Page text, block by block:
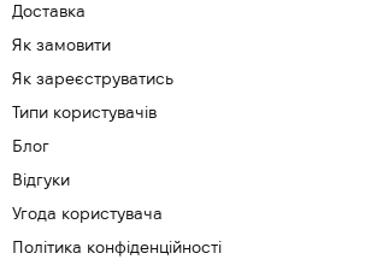
Доставка
Як замовити
Як зареєструватись
Типи користувачів
Блог
Відгуки
Угода користувача
Політика конфіденційності